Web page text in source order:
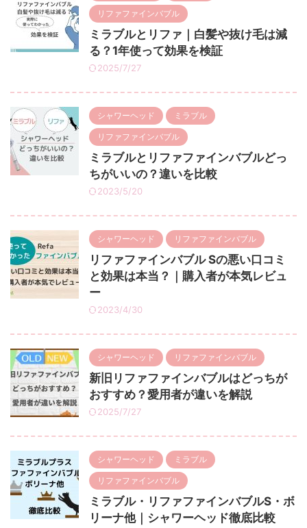
リファファインバブル
ミラブルとリファ｜白髪や抜け毛は減
る？1年使って効果を検証
2025/7/27
シャワーヘッド ミラブル
リファファインバブル
ミラブルとリファファインバブルどっ
ちがいいの？違いを比較
2023/5/20
シャワーヘッド リファファインバブル
リファファインバブル Sの悪い口コミ
と効果は本当？｜購入者が本気レビュ
ー
2023/4/30
シャワーヘッド リファファインバブル
新旧リファファインバブルはどっちが
おすすめ？愛用者が違いを解説
2025/7/27
シャワーヘッド ミラブル
リファファインバブル
ミラブル・リファファインバブルS・ボ
リーナ他｜シャワーヘッド徹底比較